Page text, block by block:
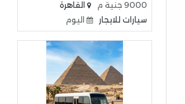
9000 جنية م
القاهرة
سيارات للايجار
اليوم